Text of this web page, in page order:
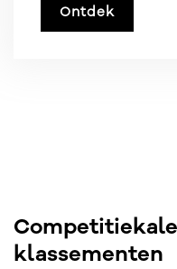
Ontdek
klassementen